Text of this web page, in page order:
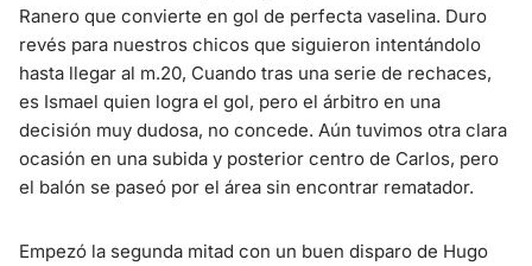
Ranero que convierte en gol de perfecta vaselina. Duro
revés para nuestros chicos que siguieron intentándolo
hasta llegar al m.20, Cuando tras una serie de rechaces,
es Ismael quien logra el gol, pero el árbitro en una
decisión muy dudosa, no concede. Aún tuvimos otra clara
ocasión en una subida y posterior centro de Carlos, pero
el balón se paseó por el área sin encontrar rematador.
Empezó la segunda mitad con un buen disparo de Hugo